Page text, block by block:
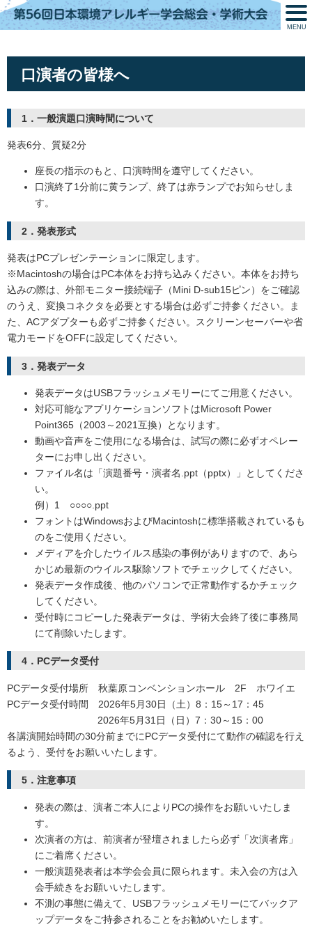
MENU
口演者の皆様へ
1．一般演題口演時間について
発表6分、質疑2分
座長の指示のもと、口演時間を遵守してください。
口演終了1分前に黄ランプ、終了は赤ランプでお知らせしま
す。
2．発表形式
発表はPCプレゼンテーションに限定します。
※Macintoshの場合はPC本体をお持ち込みください。本体をお持ち
込みの際は、外部モニター接続端子（Mini D-sub15ピン）をご確認
のうえ、変換コネクタを必要とする場合は必ずご持参ください。ま
た、ACアダプターも必ずご持参ください。スクリーンセーバーや省
電力モードをOFFに設定してください。
3．発表データ
発表データはUSBフラッシュメモリーにてご用意ください。
対応可能なアプリケーションソフトはMicrosoft Power
Point365（2003～2021互換）となります。
動画や音声をご使用になる場合は、試写の際に必ずオペレー
ターにお申し出ください。
ファイル名は「演題番号・演者名.ppt（pptx）」としてくださ
い。
例）1 ○○○○.ppt
フォントはWindowsおよびMacintoshに標準搭載されているも
のをご使用ください。
メディアを介したウイルス感染の事例がありますので、あら
かじめ最新のウイルス駆除ソフトでチェックしてください。
発表データ作成後、他のパソコンで正常動作するかチェック
してください。
受付時にコピーした発表データは、学術大会終了後に事務局
にて削除いたします。
4．PCデータ受付
PCデータ受付場所 秋葉原コンベンションホール 2F ホワイエ
PCデータ受付時間 2026年5月30日（土）8：15～17：45
2026年5月31日（日）7：30～15：00
各講演開始時間の30分前までにPCデータ受付にて動作の確認を行え
るよう、受付をお願いいたします。
5．注意事項
発表の際は、演者ご本人によりPCの操作をお願いいたしま
す。
次演者の方は、前演者が登壇されましたら必ず「次演者席」
にご着席ください。
一般演題発表者は本学会会員に限られます。未入会の方は入
会手続きをお願いいたします。
不測の事態に備えて、USBフラッシュメモリーにてバックア
ップデータをご持参されることをお勧めいたします。